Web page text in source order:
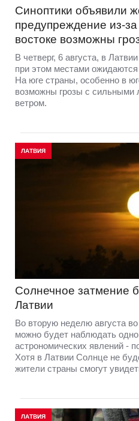
Синоптики объявили
предупреждение из-
востоке возможны
В четверг, 6 августа, в
при этом местами
На юге страны, особенно в
возможны грозы с сильными
ветром.
ЛАТВИЯ
Солнечное затмение
Латвии
Во вторую неделю августа
можно будет наблюдать
астрономических явлений -
Хотя в Латвии Солнце не
жители страны смогут
ЛАТВИЯ